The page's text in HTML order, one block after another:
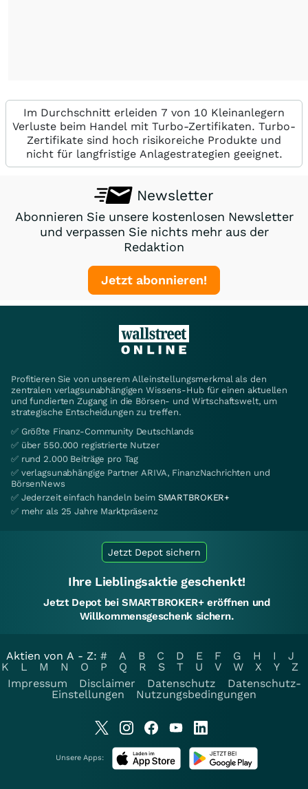
Im Durchschnitt erleiden 7 von 10 Kleinanlegern
Verluste beim Handel mit Turbo-Zertifikaten. Turbo-
Zertifikate sind hoch risikoreiche Produkte und
nicht für langfristige Anlagestrategien geeignet.
Newsletter
Abonnieren Sie unsere kostenlosen Newsletter
und verpassen Sie nichts mehr aus der
Redaktion
Jetzt abonnieren!
Profitieren Sie von unserem Alleinstellungsmerkmal als den
zentralen verlagsunabhängigen Wissens-Hub für einen aktuellen
und fundierten Zugang in die Börsen- und Wirtschaftswelt, um
strategische Entscheidungen zu treffen.
✅ Größte Finanz-Community Deutschlands
✅ über 550.000 registrierte Nutzer
✅ rund 2.000 Beiträge pro Tag
✅ verlagsunabhängige Partner ARIVA, FinanzNachrichten und
BörsenNews
✅ Jederzeit einfach handeln beim SMARTBROKER+
✅ mehr als 25 Jahre Marktpräsenz
Jetzt Depot sichern
Ihre Lieblingsaktie geschenkt!
Jetzt Depot bei SMARTBROKER+ eröffnen und
Willkommensgeschenk sichern.
Aktien von A - Z: # A B C D E F G H I
J
K
L M N O P Q R S T U V W X Y
Z
Impressum
Disclaimer Datenschutz
Datenschutz-
Einstellungen
Nutzungsbedingungen
Unsere Apps: